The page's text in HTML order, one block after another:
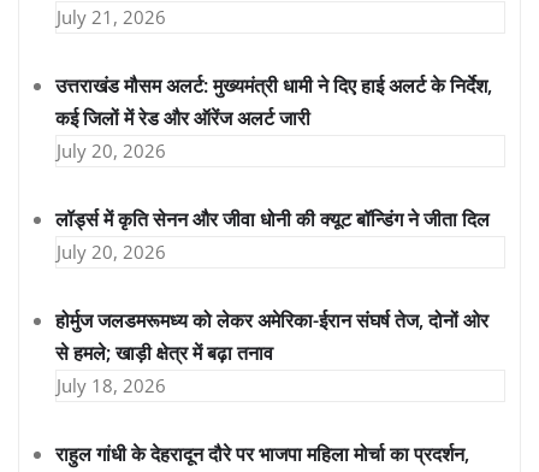
July 21, 2026
उत्तराखंड मौसम अलर्ट: मुख्यमंत्री धामी ने दिए हाई अलर्ट के निर्देश,
कई जिलों में रेड और ऑरेंज अलर्ट जारी
July 20, 2026
लॉर्ड्स में कृति सेनन और जीवा धोनी की क्यूट बॉन्डिंग ने जीता दिल
July 20, 2026
होर्मुज जलडमरूमध्य को लेकर अमेरिका-ईरान संघर्ष तेज, दोनों ओर
से हमले; खाड़ी क्षेत्र में बढ़ा तनाव
July 18, 2026
राहुल गांधी के देहरादून दौरे पर भाजपा महिला मोर्चा का प्रदर्शन,